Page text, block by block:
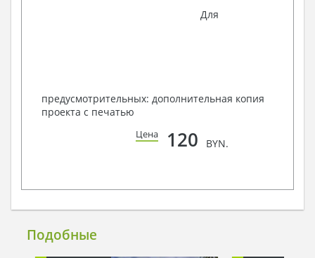
Для
предусмотрительных: дополнительная копия
проекта с печатью
Цена 120 BYN.
Подобные